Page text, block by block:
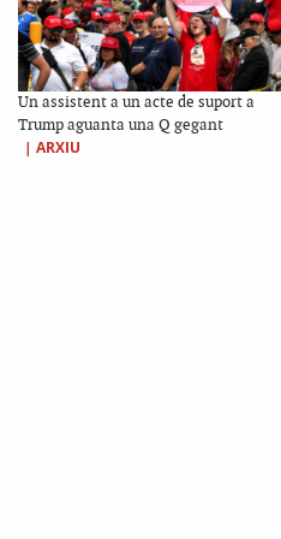
Un assistent a un acte de suport a
Trump aguanta una Q gegant
| ARXIU